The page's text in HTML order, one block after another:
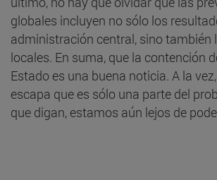
globales incluyen no sólo los
administración central, sino también
locales. En suma, que la contención
Estado es una buena noticia. A la
escapa que es sólo una parte del
que digan, estamos aún lejos de